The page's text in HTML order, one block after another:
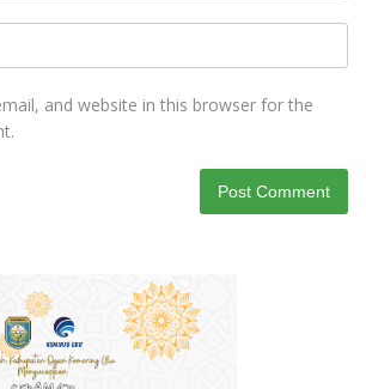
and website in this browser for the